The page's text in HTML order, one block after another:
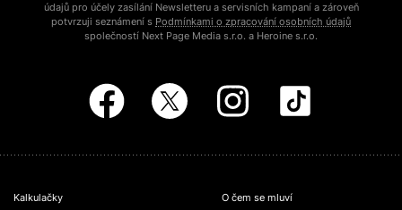
údajů pro účely zasílání Newsletteru a servisních kampaní a zároveň
potvrzuji seznámení s Podmínkami o zpracování osobních údajů
společností Next Page Media s.r.o. a Heroine s.r.o.
Kalkulačky
O čem se mluví